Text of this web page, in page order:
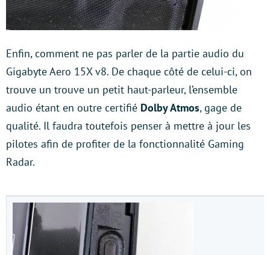
Enfin, comment ne pas parler de la partie audio du
Gigabyte Aero 15X v8. De chaque côté de celui-ci, on
trouve un trouve un petit haut-parleur, l’ensemble
audio étant en outre certifié Dolby Atmos, gage de
qualité. Il faudra toutefois penser à mettre à jour les
pilotes afin de profiter de la fonctionnalité Gaming
Radar.